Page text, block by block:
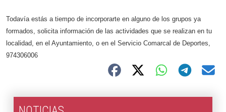
Todavía estás a tiempo de incorporarte en alguno de los grupos ya
formados, solicita información de las actividades que se realizan en tu
localidad, en el Ayuntamiento, o en el Servicio Comarcal de Deportes,
974306006